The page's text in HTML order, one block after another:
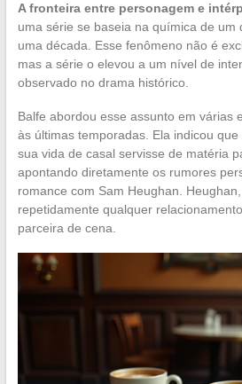
A fronteira entre personagem e
uma série se baseia na química de um
uma década. Esse fenômeno não é
mas a série o elevou a um nível de
observado no drama histórico.
Balfe abordou esse assunto em várias
às últimas temporadas. Ela indicou
sua vida de casal servisse de matéria
apontando diretamente os rumores
romance com Sam Heughan.
repetidamente qualquer
parceira de cena.